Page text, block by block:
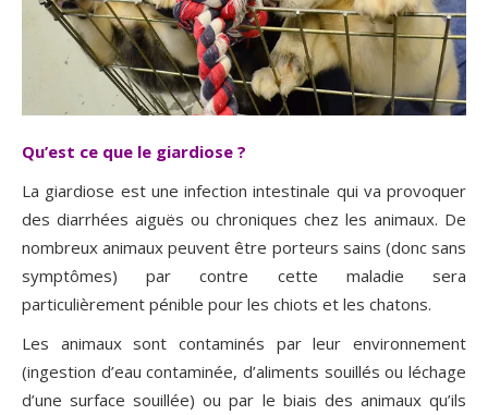
Qu’est ce que le giardiose ?
La giardiose est une infection intestinale qui va provoquer
des diarrhées aiguës ou chroniques chez les animaux. De
nombreux animaux peuvent être porteurs sains (donc sans
symptômes) par contre cette maladie sera
particulièrement pénible pour les chiots et les chatons.
Les animaux sont contaminés par leur environnement
(ingestion d’eau contaminée, d’aliments souillés ou léchage
d’une surface souillée) ou par le biais des animaux qu’ils